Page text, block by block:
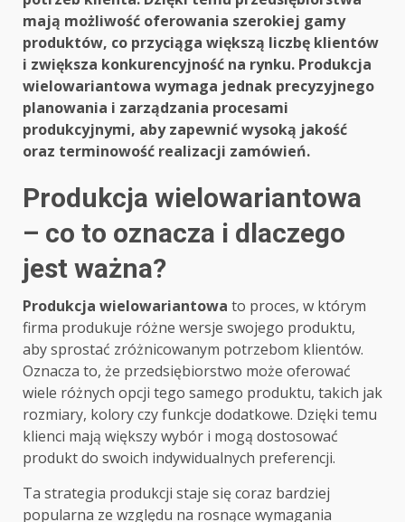
mają możliwość oferowania szerokiej gamy
produktów, co przyciąga większą liczbę klientów
i zwiększa konkurencyjność na rynku. Produkcja
wielowariantowa wymaga jednak precyzyjnego
planowania i zarządzania procesami
produkcyjnymi, aby zapewnić wysoką jakość
oraz terminowość realizacji zamówień.
Produkcja wielowariantowa
– co to oznacza i dlaczego
jest ważna?
Produkcja wielowariantowa to proces, w którym
firma produkuje różne wersje swojego produktu,
aby sprostać zróżnicowanym potrzebom klientów.
Oznacza to, że przedsiębiorstwo może oferować
wiele różnych opcji tego samego produktu, takich jak
rozmiary, kolory czy funkcje dodatkowe. Dzięki temu
klienci mają większy wybór i mogą dostosować
produkt do swoich indywidualnych preferencji.
Ta strategia produkcji staje się coraz bardziej
popularna ze względu na rosnące wymagania